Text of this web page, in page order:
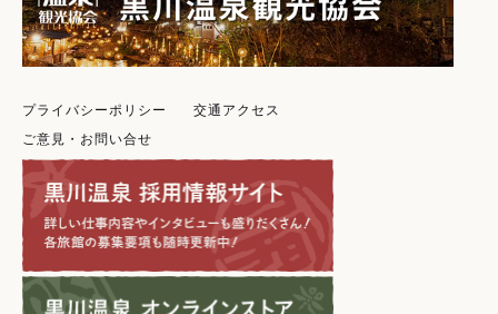
プライバシーポリシー
交通アクセス
ご意見・お問い合せ